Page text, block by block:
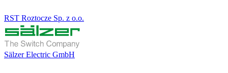
RST Roztocze Sp. z o.o.
Sälzer Electric GmbH